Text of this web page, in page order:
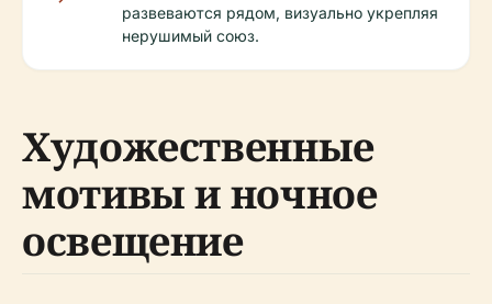
развеваются рядом, визуально укрепляя
нерушимый союз.
Художественные
мотивы и ночное
освещение